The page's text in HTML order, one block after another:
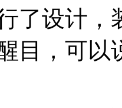
了设计，
目，可以